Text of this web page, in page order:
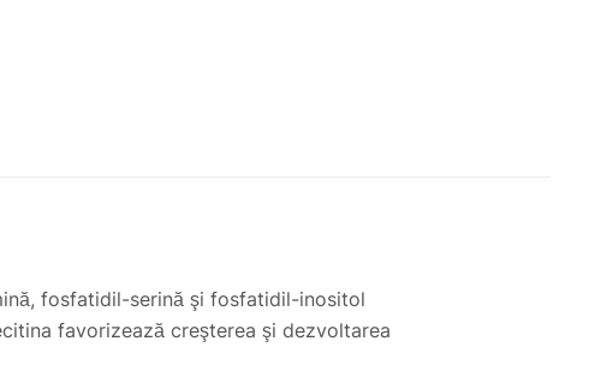
fosfatidil-serină şi fosfatidil-inositol
favorizează creşterea şi dezvoltarea